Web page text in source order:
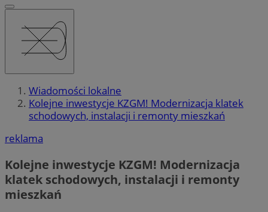
Wiadomości lokalne
Kolejne inwestycje KZGM! Modernizacja klatek
schodowych, instalacji i remonty mieszkań
reklama
Kolejne inwestycje KZGM! Modernizacja
klatek schodowych, instalacji i remonty
mieszkań